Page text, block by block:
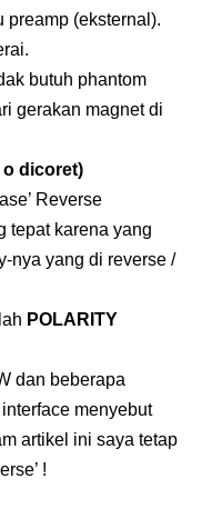
preamp (eksternal).
butuh phantom
gerakan magnet di
o dicoret)
Reverse
tepat karena yang
nya yang di reverse /
POLARITY
dan beberapa
menyebut
artikel ini saya tetap
!